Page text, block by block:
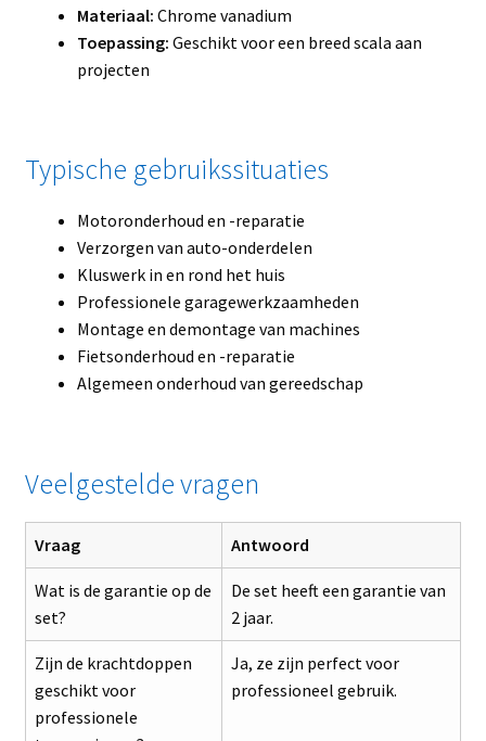
Materiaal: Chrome vanadium
Toepassing: Geschikt voor een breed scala aan
projecten
Typische gebruikssituaties
Motoronderhoud en -reparatie
Verzorgen van auto-onderdelen
Kluswerk in en rond het huis
Professionele garagewerkzaamheden
Montage en demontage van machines
Fietsonderhoud en -reparatie
Algemeen onderhoud van gereedschap
Veelgestelde vragen
Vraag Antwoord
Wat is de garantie op de
set?
De set heeft een garantie van
2 jaar.
Zijn de krachtdoppen
geschikt voor
professionele
Ja, ze zijn perfect voor
professioneel gebruik.